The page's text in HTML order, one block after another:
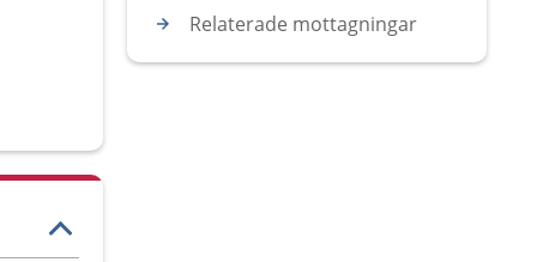
Relaterade mottagningar